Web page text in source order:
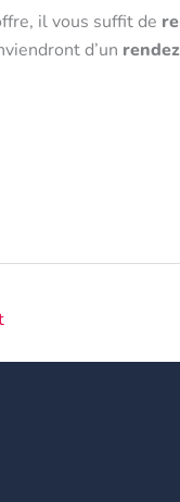
il vous suffit de
d’un